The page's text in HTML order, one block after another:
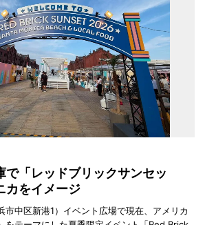
で「レッドブリックサンセッ
カをイメージ
市中区新港1）イベント広場で現在、アメリカ